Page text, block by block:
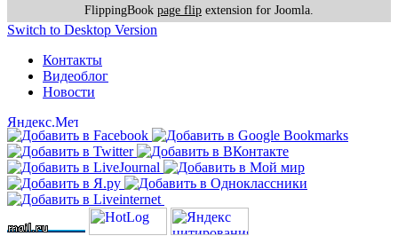
FlippingBook page flip extension for Joomla.
Switch to Desktop Version
Контакты
Видеоблог
Новости